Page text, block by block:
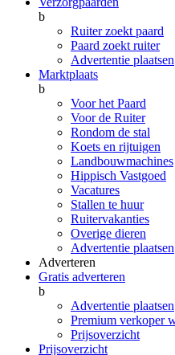
b
Ruiter zoekt paard
Paard zoekt ruiter
Advertentie plaatsen
Marktplaats
b
Voor het Paard
Voor de Ruiter
Rondom de stal
Koets en rijtuigen
Landbouwmachines
Hippisch Vastgoed
Vacatures
Stallen te huur
Ruitervakanties
Overige dieren
Advertentie plaatsen
Adverteren
Gratis adverteren
b
Advertentie plaatsen
Premium verkoper
Prijsoverzicht
Prijsoverzicht